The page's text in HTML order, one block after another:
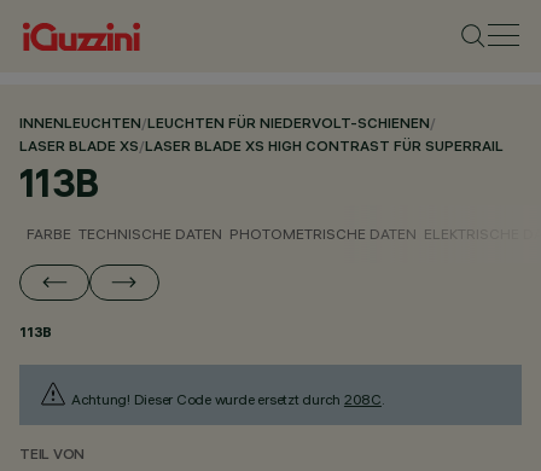
INNENLEUCHTEN/LEUCHTEN FÜR NIEDERVOLT-SCHIENEN/
LASER BLADE XS/LASER BLADE XS HIGH CONTRAST FÜR SUPERRAIL
113B
FARBE TECHNISCHE DATEN PHOTOMETRISCHE DATEN ELEKTRISCHE
113B
Achtung! Dieser Code wurde ersetzt durch 208C.
TEIL VON